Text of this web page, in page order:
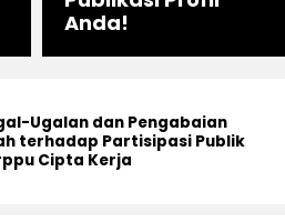
Anda!
Ugalan dan Pengabaian
terhadap Partisipasi Publik
Cipta Kerja